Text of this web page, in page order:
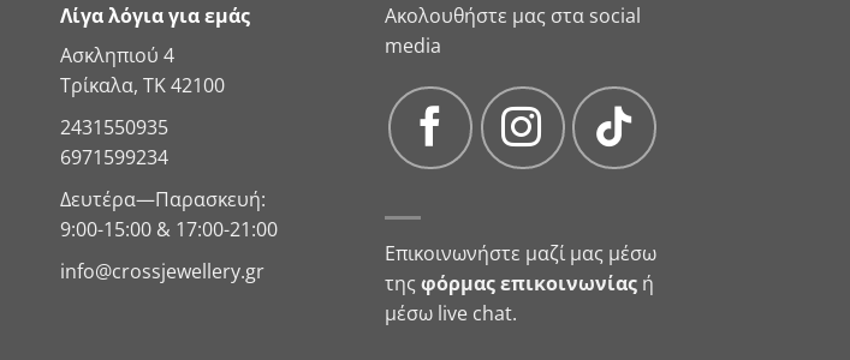
Λίγα λόγια για εμάς
Ασκληπιού 4
Τρίκαλα, ΤΚ 42100
2431550935
6971599234
Δευτέρα—Παρασκευή:
9:00-15:00 & 17:00-21:00
info@crossjewellery.gr
Ακολουθήστε μας στα social
media
Επικοινωνήστε μαζί μας μέσω
της φόρμας επικοινωνίας ή
μέσω live chat.